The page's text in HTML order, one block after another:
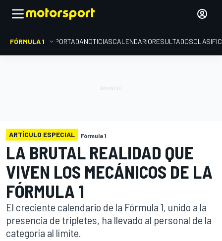
FÓRMULA 1 PORTADANOTICIASCALENDARIORESULTADOS
ARTÍCULO ESPECIAL Fórmula 1
LA BRUTAL REALIDAD QUE
VIVEN LOS MECÁNICOS DE LA
FÓRMULA 1
El creciente calendario de la Fórmula 1, unido a la
presencia de tripletes, ha llevado al personal de la
categoría al límite.